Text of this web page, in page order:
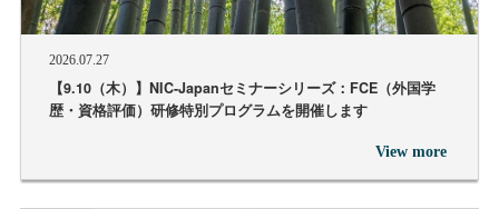
2026.07.27
【9.10（木）】NIC-Japanセミナーシリーズ：FCE（外国学
歴・資格評価）研修特別プログラムを開催します
View more